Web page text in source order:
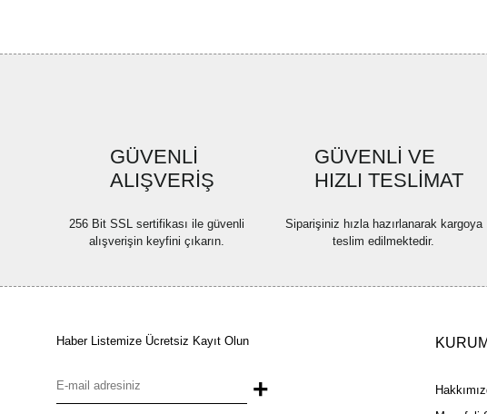
GÜVENLİ
ALIŞVERİŞ
256 Bit SSL sertifikası ile güvenli
alışverişin keyfini çıkarın.
GÜVENLİ VE
HIZLI TESLİMAT
Siparişiniz hızla hazırlanarak kargoya
teslim edilmektedir.
Haber Listemize Ücretsiz Kayıt Olun
+